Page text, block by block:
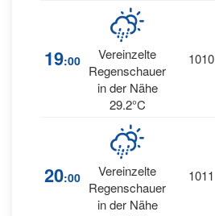
19:00
Vereinzelte
Regenschauer
in der Nähe
29.2°C
1010
20:00
Vereinzelte
Regenschauer
in der Nähe
1011